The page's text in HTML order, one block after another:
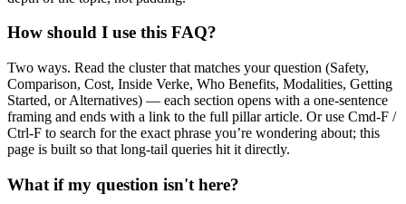
How should I use this FAQ?
Two ways. Read the cluster that matches your question (Safety,
Comparison, Cost, Inside Verke, Who Benefits, Modalities, Getting
Started, or Alternatives) — each section opens with a one-sentence
framing and ends with a link to the full pillar article. Or use Cmd-F /
Ctrl-F to search for the exact phrase you’re wondering about; this
page is built so that long-tail queries hit it directly.
What if my question isn't here?